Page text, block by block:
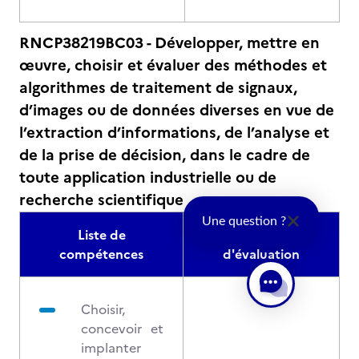
RNCP38219BC03 - Développer, mettre en
œuvre, choisir et évaluer des méthodes et
algorithmes de traitement de signaux,
d’images ou de données diverses en vue de
l’extraction d’informations, de l’analyse et
de la prise de décision, dans le cadre de
toute application industrielle ou de
recherche scientifique
Liste de
compétences
d'évaluation
Choisir,
concevoir et
implanter
Une question ?